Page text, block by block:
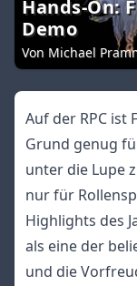
Hands-On:
Demo
Von Michael
Auf der RPC ist
Grund genug
unter die Lupe
nur für
Highlights des
als eine der
und die